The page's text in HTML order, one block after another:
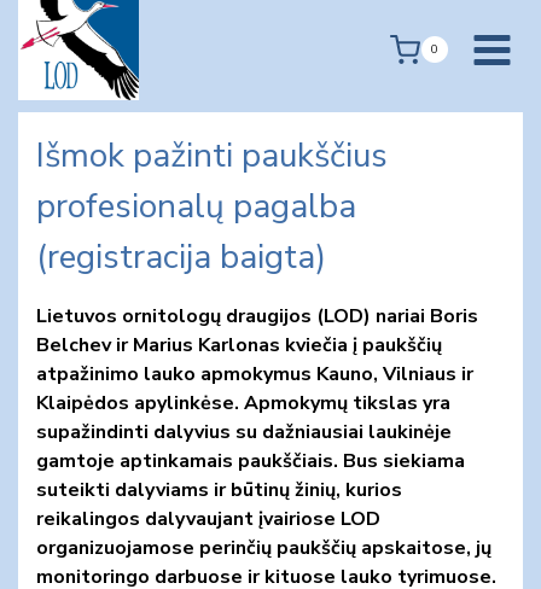
content
0
Išmok pažinti paukščius
profesionalų pagalba
(registracija baigta)
Lietuvos ornitologų draugijos (LOD) nariai Boris
Belchev ir Marius Karlonas kviečia į paukščių
atpažinimo lauko apmokymus Kauno, Vilniaus ir
Klaipėdos apylinkėse. Apmokymų tikslas yra
supažindinti dalyvius su dažniausiai laukinėje
gamtoje aptinkamais paukščiais. Bus siekiama
suteikti dalyviams ir būtinų žinių, kurios
reikalingos dalyvaujant įvairiose LOD
organizuojamose perinčių paukščių apskaitose, jų
monitoringo darbuose ir kituose lauko tyrimuose.